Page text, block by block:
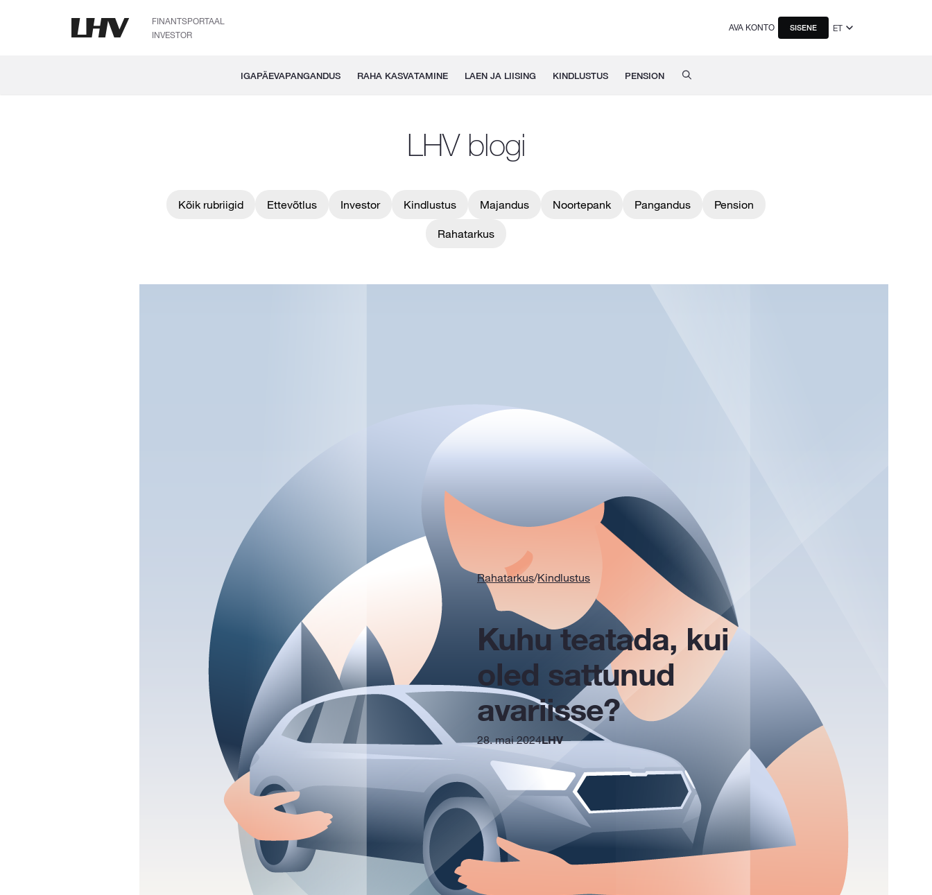
FINANTSPORTAAL
INVESTOR
AVA KONTO SISENE ET
IGAPÄEVAPANGANDUS RAHA KASVATAMINE LAEN JA LIISING KINDLUSTUS PENSION
LHV blogi
Kõik rubriigid Ettevõtlus Investor Kindlustus Majandus Noortepank Pangandus Pension
Rahatarkus
Rahatarkus/Kindlustus
Kuhu teatada, kui
oled sattunud
avariisse?
28. mai 2024LHV